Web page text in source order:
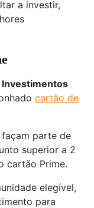
a investir,
cartão de
parte de
superior a 2
cartão Prime.
elegível,
para